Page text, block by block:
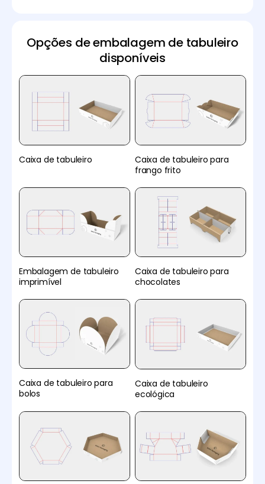
Opções de embalagem de tabuleiro
disponíveis
Caixa de tabuleiro
Caixa de tabuleiro para
frango frito
Embalagem de tabuleiro
imprimível
Caixa de tabuleiro para
chocolates
Caixa de tabuleiro para
bolos
Caixa de tabuleiro
ecológica